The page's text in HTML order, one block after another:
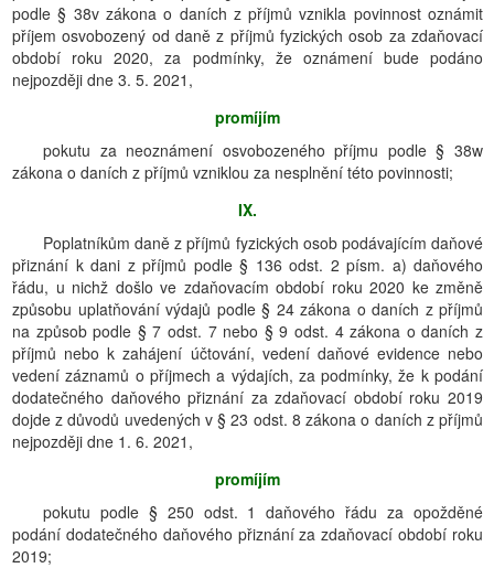
podle § 38v zákona o daních z příjmů vznikla povinnost oznámit
příjem osvobozený od daně z příjmů fyzických osob za zdaňovací
období roku 2020, za podmínky, že oznámení bude podáno
nejpozději dne 3. 5. 2021,
promíjím
pokutu za neoznámení osvobozeného příjmu podle § 38w
zákona o daních z příjmů vzniklou za nesplnění této povinnosti;
IX.
Poplatníkům daně z příjmů fyzických osob podávajícím daňové
přiznání k dani z příjmů podle § 136 odst. 2 písm. a) daňového
řádu, u nichž došlo ve zdaňovacím období roku 2020 ke změně
způsobu uplatňování výdajů podle § 24 zákona o daních z příjmů
na způsob podle § 7 odst. 7 nebo § 9 odst. 4 zákona o daních z
příjmů nebo k zahájení účtování, vedení daňové evidence nebo
vedení záznamů o příjmech a výdajích, za podmínky, že k podání
dodatečného daňového přiznání za zdaňovací období roku 2019
dojde z důvodů uvedených v § 23 odst. 8 zákona o daních z příjmů
nejpozději dne 1. 6. 2021,
promíjím
pokutu podle § 250 odst. 1 daňového řádu za opožděné
podání dodatečného daňového přiznání za zdaňovací období roku
2019;